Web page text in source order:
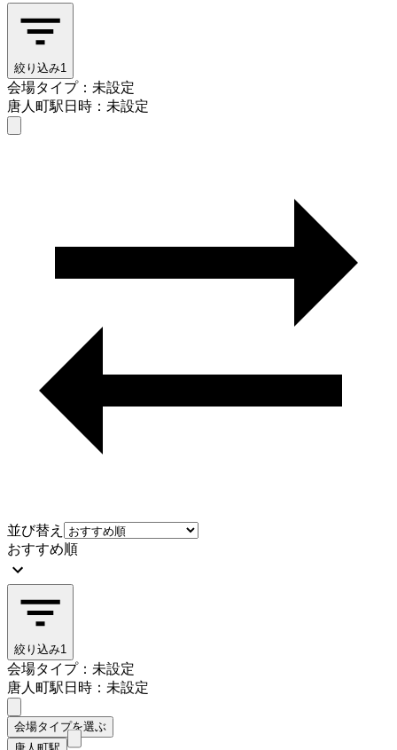
絞り込み1
会場タイプ：未設定
唐人町駅日時：未設定
並び替え
おすすめ順
絞り込み1
会場タイプ：未設定
唐人町駅日時：未設定
会場タイプを選ぶ